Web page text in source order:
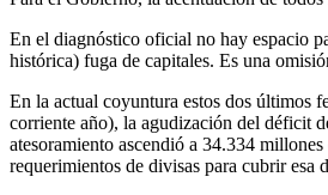
En el diagnóstico oficial no hay espacio
histórica) fuga de capitales. Es una
En la actual coyuntura estos dos últimos
corriente año), la agudización del déficit
atesoramiento ascendió a 34.334
requerimientos de divisas para cubrir esa